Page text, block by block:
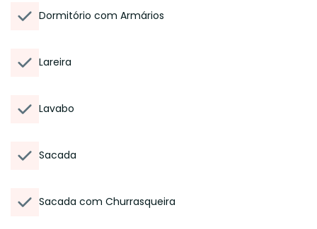
Dormitório com Armários
Lareira
Lavabo
Sacada
Sacada com Churrasqueira